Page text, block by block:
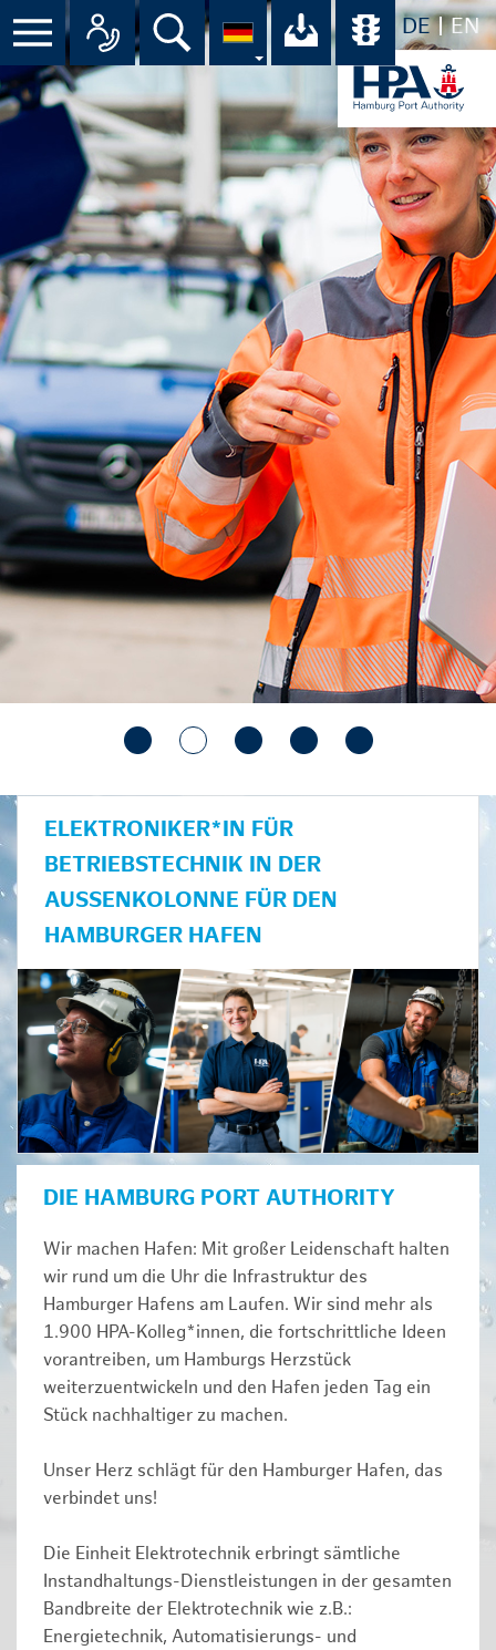
DE EN
Menü Alle Ansprechpartner im
Suche Ihr Download-
ELEKTRONIKER*IN FÜR
BETRIEBSTECHNIK IN DER
AUSSENKOLONNE FÜR DEN H
AMBURGER HAFEN
DIE HAMBURG PORT AUTHORITY
Wir machen Hafen: Mit großer Leidenschaft halten
wir rund um die Uhr die Infrastruktur des
Hamburger Hafens am Laufen. Wir sind mehr als
1.900 HPA-Kolleg*innen, die fortschrittliche Ideen
vorantreiben, um Hamburgs Herzstück
weiterzuentwickeln und den Hafen jeden Tag ein
Stück nachhaltiger zu machen.
Unser Herz schlägt für den Hamburger Hafen, das
verbindet uns!
Die Einheit Elektrotechnik erbringt sämtliche
Instandhaltungs-Dienstleistungen in der gesamten
Bandbreite der Elektrotechnik wie z.B.:
Energietechnik, Automatisierungs- und